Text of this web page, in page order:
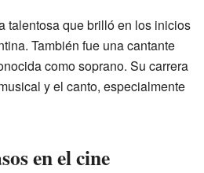
talentosa que brilló en los inicios
También fue una cantante
como soprano. Su carrera
y el canto, especialmente
en el cine